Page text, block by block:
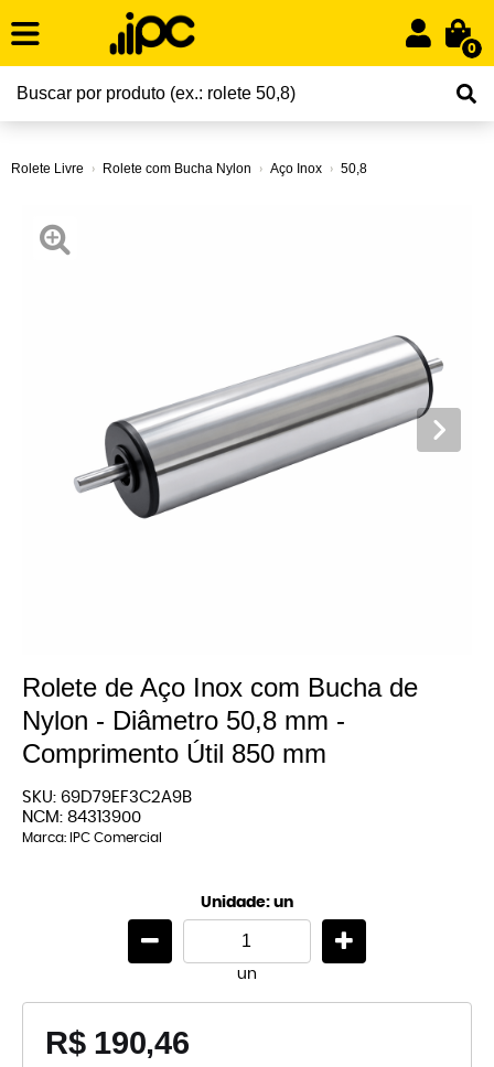
0
Rolete Livre Rolete com Bucha Nylon Aço Inox 50,8
Rolete de Aço Inox com Bucha de
Nylon - Diâmetro 50,8 mm -
Comprimento Útil 850 mm
SKU: 69D79EF3C2A9B
NCM: 84313900
Marca: IPC Comercial
Unidade: un
un
R$ 190,46